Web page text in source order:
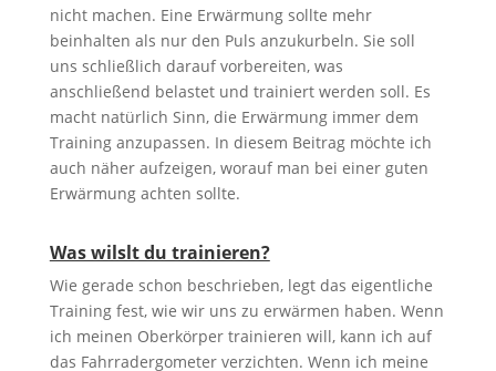
nicht machen. Eine Erwärmung sollte mehr
beinhalten als nur den Puls anzukurbeln. Sie soll
uns schließlich darauf vorbereiten, was
anschließend belastet und trainiert werden soll. Es
macht natürlich Sinn, die Erwärmung immer dem
Training anzupassen. In diesem Beitrag möchte ich
auch näher aufzeigen, worauf man bei einer guten
Erwärmung achten sollte.
Was wilslt du trainieren?
Wie gerade schon beschrieben, legt das eigentliche
Training fest, wie wir uns zu erwärmen haben. Wenn
ich meinen Oberkörper trainieren will, kann ich auf
das Fahrradergometer verzichten. Wenn ich meine